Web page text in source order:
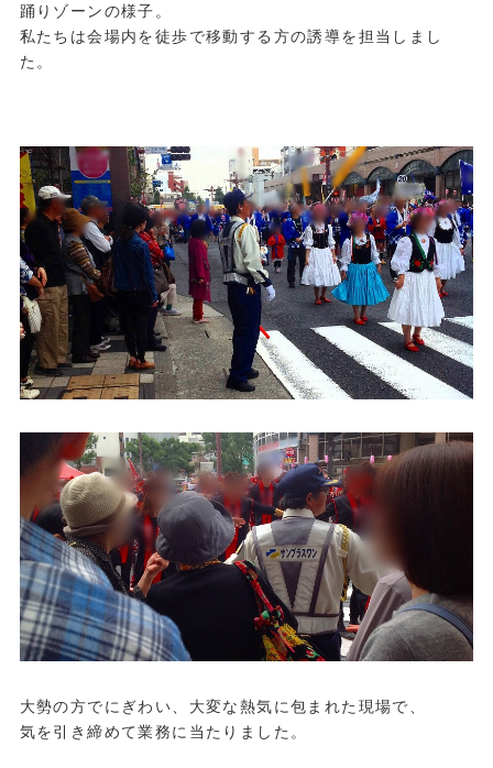
踊りゾーンの様子。
私たちは会場内を徒歩で移動する方の誘導を担当しまし
た。
大勢の方でにぎわい、大変な熱気に包まれた現場で、
気を引き締めて業務に当たりました。